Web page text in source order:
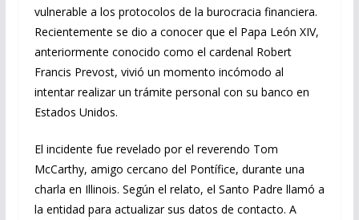
vulnerable a los protocolos de la burocracia financiera.
Recientemente se dio a conocer que el Papa León XIV,
anteriormente conocido como el cardenal Robert
Francis Prevost, vivió un momento incómodo al
intentar realizar un trámite personal con su banco en
Estados Unidos.
El incidente fue revelado por el reverendo Tom
McCarthy, amigo cercano del Pontífice, durante una
charla en Illinois. Según el relato, el Santo Padre llamó a
la entidad para actualizar sus datos de contacto. A